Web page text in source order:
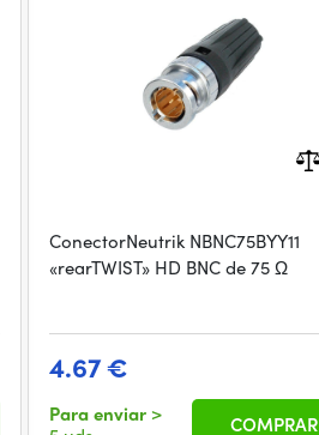
ConectorNeutrik NBNC75BYY11
«rearTWIST» HD BNC de 75 Ω
4.67 €
Para enviar >
COMPRAR